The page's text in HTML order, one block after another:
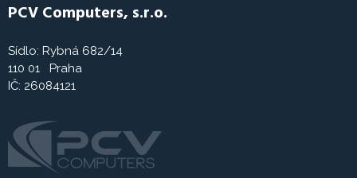
PCV Computers, s.r.o.
Sídlo: Rybná 682/14
110 01 Praha
IČ: 26084121